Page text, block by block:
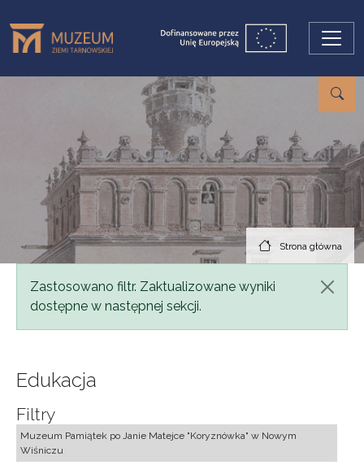
Strona główna
Komunikat
Zastosowano filtr. Zaktualizowane wyniki
dostępne w następnej sekcji.
Edukacja
Filtry
Muzeum Pamiątek po Janie Matejce "Koryznówka" w Nowym
Wiśniczu